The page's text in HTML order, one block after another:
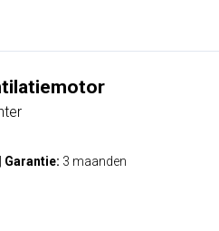
Garantie: 3 maanden